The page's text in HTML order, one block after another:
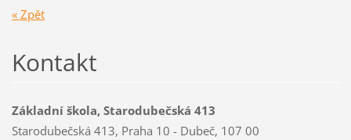
« Zpět
Kontakt
Základní škola, Starodubečská 413
Starodubečská 413, Praha 10 - Dubeč, 107 00